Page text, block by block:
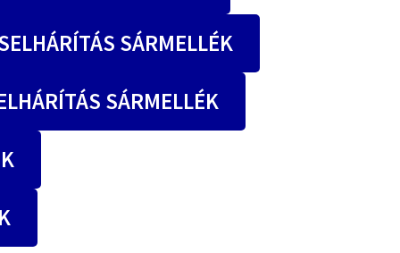
SÁRMELLÉK
SÁRMELLÉK